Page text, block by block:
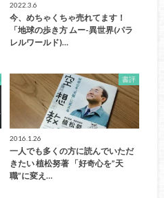
2022.3.6
今、めちゃくちゃ売れてます！
「地球の歩き方 ムー-異世界(パラ
レルワールド)…
書評
2016.1.26
一人でも多くの方に読んでいただ
きたい 植松努著 「好奇心を”天
職”に変え…